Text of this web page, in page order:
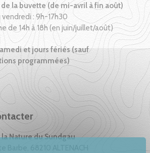
la buvette (de mi-avril à fin août)
vendredi : 9h-17h30
de 14h à 18h (en juin/juillet/août)
et jours fériés (sauf
programmées)
Nature du Sundgau
Barbe, 68210 ALTENACH